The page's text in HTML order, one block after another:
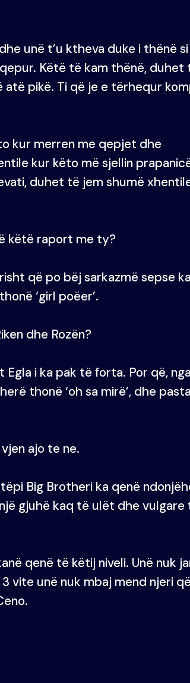
unë t’u ktheva duke i thënë si
Këtë të kam thënë, duhet
pikë. Ti që je e tërhequr
kur merren me qepjet dhe
kur këto më sjellin
duhet të jem shumë
këtë raport me ty?
që po bëj sarkazmë sepse
‘girl poëer’.
dhe Rozën?
i ka pak të forta. Por që,
thonë ‘oh sa mirë’, dhe
ajo te ne.
Big Brotheri ka qenë
gjuhë kaq të ulët dhe vulgare
qenë të këtij niveli. Unë nuk
vite unë nuk mbaj mend njeri